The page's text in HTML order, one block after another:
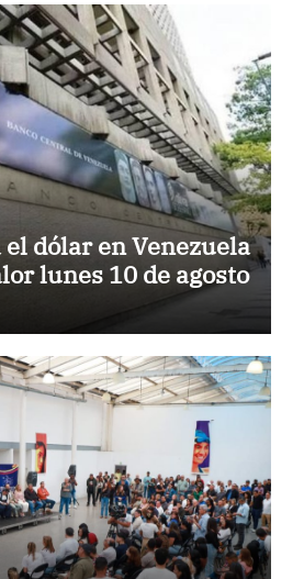
dólar en Venezuela
lunes 10 de agosto